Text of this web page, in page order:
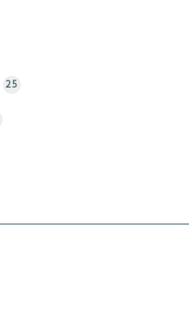
25